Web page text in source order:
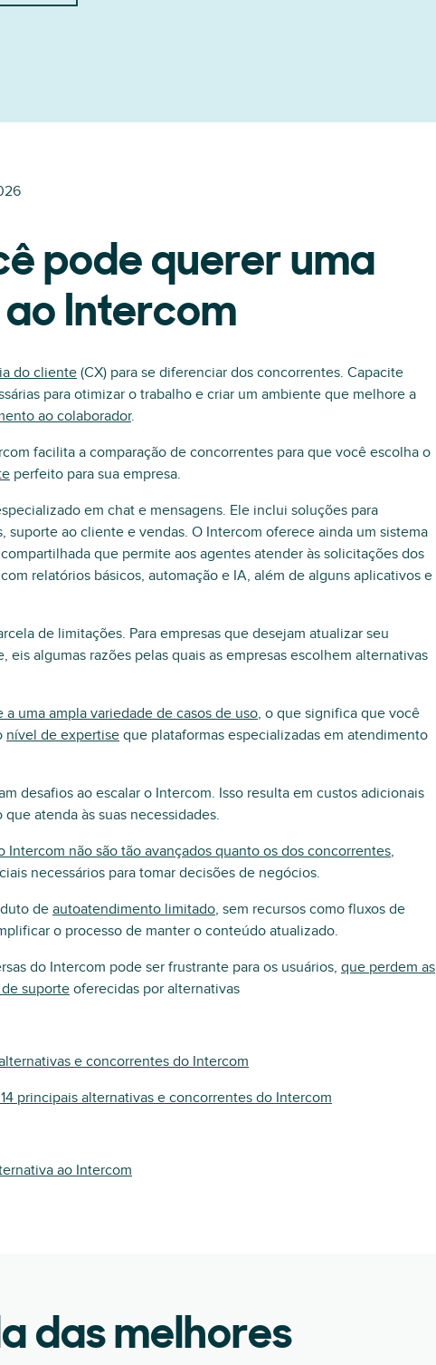
pode querer uma
Intercom
do cliente(CX) para se diferenciar dos concorrentes. Capacite
para otimizar o trabalho e criar um ambiente que melhore a
ao colaborador.
facilita a comparação de concorrentes para que você escolha o
perfeito para sua empresa.
em chat e mensagens. Ele inclui soluções para
suporte ao cliente e vendas. O Intercom oferece ainda um sistema
que permite aos agentes atender às solicitações dos
relatórios básicos, automação e IA, além de alguns aplicativos e
de limitações. Para empresas que desejam atualizar seu
algumas razões pelas quais as empresas escolhem alternativas
uma ampla variedade de casos de uso, o que significa que você
nível de expertise que plataformas especializadas em atendimento
desafios ao escalar o Intercom. Isso resulta em custos adicionais
atenda às suas necessidades.
Intercom não são tão avançados quanto os dos concorrentes,
necessários para tomar decisões de negócios.
deautoatendimento limitado, sem recursos como fluxos de
o processo de manter o conteúdo atualizado.
do Intercom pode ser frustrante para os usuários, que perdem as
suporteoferecidas por alternativas
e concorrentes do Intercom
principais alternativas e concorrentes do Intercom
ao Intercom
das melhores